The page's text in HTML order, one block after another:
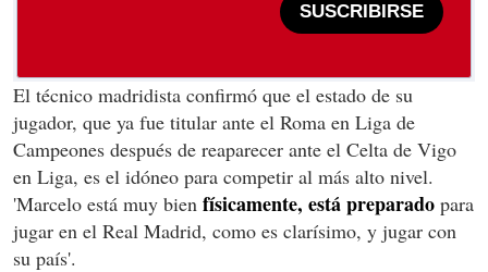
SUSCRIBIRSE
El técnico madridista confirmó que el estado de su
jugador, que ya fue titular ante el Roma en Liga de
Campeones después de reaparecer ante el Celta de Vigo
en Liga, es el idóneo para competir al más alto nivel.
'Marcelo está muy bien físicamente, está preparado para
jugar en el Real Madrid, como es clarísimo, y jugar con
su país'.